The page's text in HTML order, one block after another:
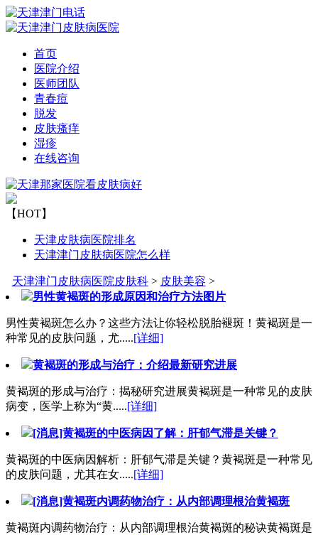
首页
医院介绍
医师团队
青春痘
脱发
皮肤瘙痒
湿疹
在线咨询
【HOT】
天津皮肤病医院排名
天津津门皮肤病医院怎么样
天津津门皮肤病医院皮肤科> 皮肤美容 >
男性黄褐斑的形成原因和治疗方法图片
男性黄褐斑怎么办？这些方法让你轻松脱胎褪斑！黄褐斑是一
种常见的皮肤问题，尤.....[详细]
黄褐斑的形成与治疗：介绍最新研究进展
黄褐斑的形成与治疗：揭秘研究进展黄褐斑是一种常见的皮肤
病变，医学上称为“黄.....[详细]
[消息]黄褐斑的中医病因了解：肝郁气滞是关键？
黄褐斑的中医病因解析：肝郁气滞是关键？黄褐斑是一种常见
的皮肤问题，尤其在女.....[详细]
[消息]黄褐斑内调药物治疗：从内部调理根治黄褐斑
黄褐斑内调药物治疗：从内部调理根治黄褐斑的秘诀黄褐斑是